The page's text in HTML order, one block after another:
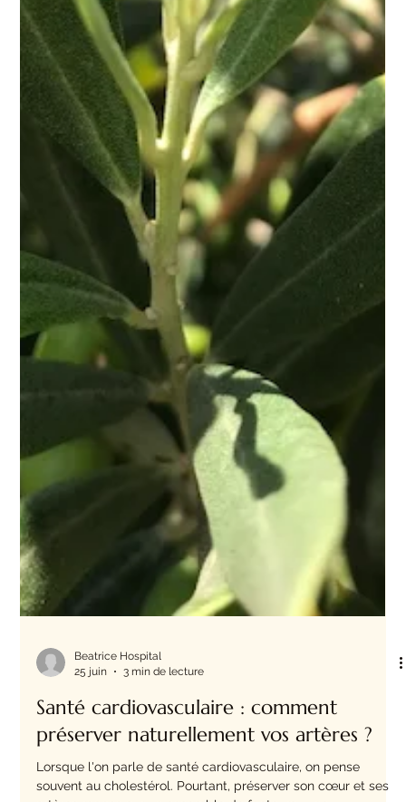
Beatrice Hospital
25 juin
3 min de lecture
Santé cardiovasculaire : comment
préserver naturellement vos artères ?